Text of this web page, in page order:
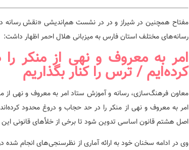
مفتاح همچنین در شیراز و در در نشست هم‌اندیشی «نقش رسانه
رسانه‌های مختلف استان فارس به میزبانی هلال احمر اظهار داشت:
امر به معروف و نهی از منکر
کرده‌ایم / ترس را كنار بگذاریم
معاون فرهنگ‌سازی، رسانه و آموزش ستاد امر به معروف و نهی از
امر به معروف و نهی از منکر را در حد حجاب و دروغ محدود
اصل هشتم قانون اساسی تدوین شود تا برخی از خلأهای قانونی این
وی در ادامه سخنان خود به ارائه آماری از نظرسنجی‌های انجام